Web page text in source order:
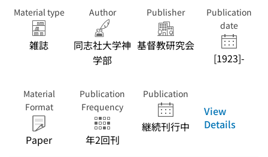
Material type
雑誌
Author
同志社大学神
学部
Publisher
基督教研究会
Publication
date
[1923]-
Material
Format
Paper
Publication
Frequency
年2回刊
Publication
継続刊行中
View
Details